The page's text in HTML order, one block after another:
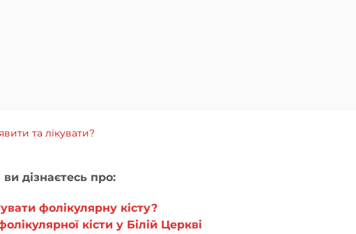
та лікувати?
ви дізнаєтесь про:
фолікулярну кісту?
кісти у Білій Церкві